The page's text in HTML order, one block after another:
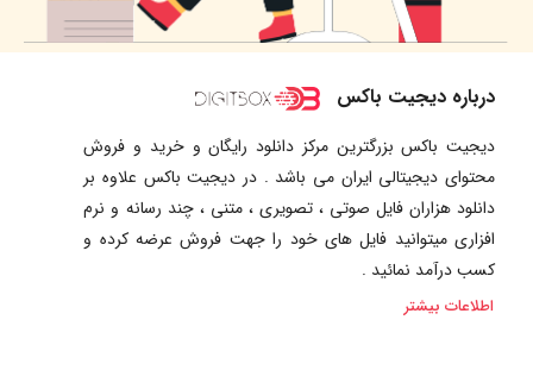
درباره دیجیت باکس
دیجیت باکس بزرگترین مرکز دانلود رایگان و خرید و فروش
محتوای دیجیتالی ایران می باشد . در دیجیت باکس علاوه بر
دانلود هزاران فایل صوتی ، تصویری ، متنی ، چند رسانه و نرم
افزاری میتوانید فایل های خود را جهت فروش عرضه کرده و
کسب درآمد نمائید .
اطلاعات بیشتر